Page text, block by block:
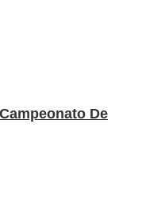
De